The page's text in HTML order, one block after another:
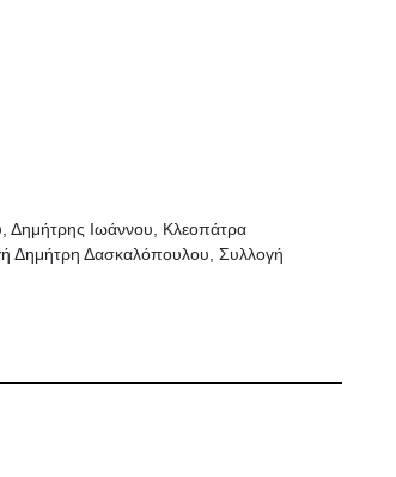
Δημήτρης Ιωάννου, Κλεοπάτρα
Δημήτρη Δασκαλόπουλου, Συλλογή